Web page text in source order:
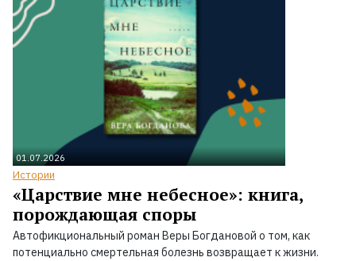
01.07.2026
Истории
«Царствие мне небесное»: книга,
порождающая споры
Автофикциональный роман Веры Богдановой о том, как
потенциально смертельная болезнь возвращает к жизни.